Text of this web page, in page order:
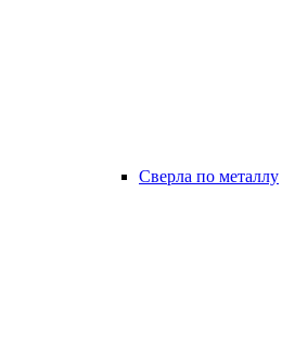
Сверла по металлу